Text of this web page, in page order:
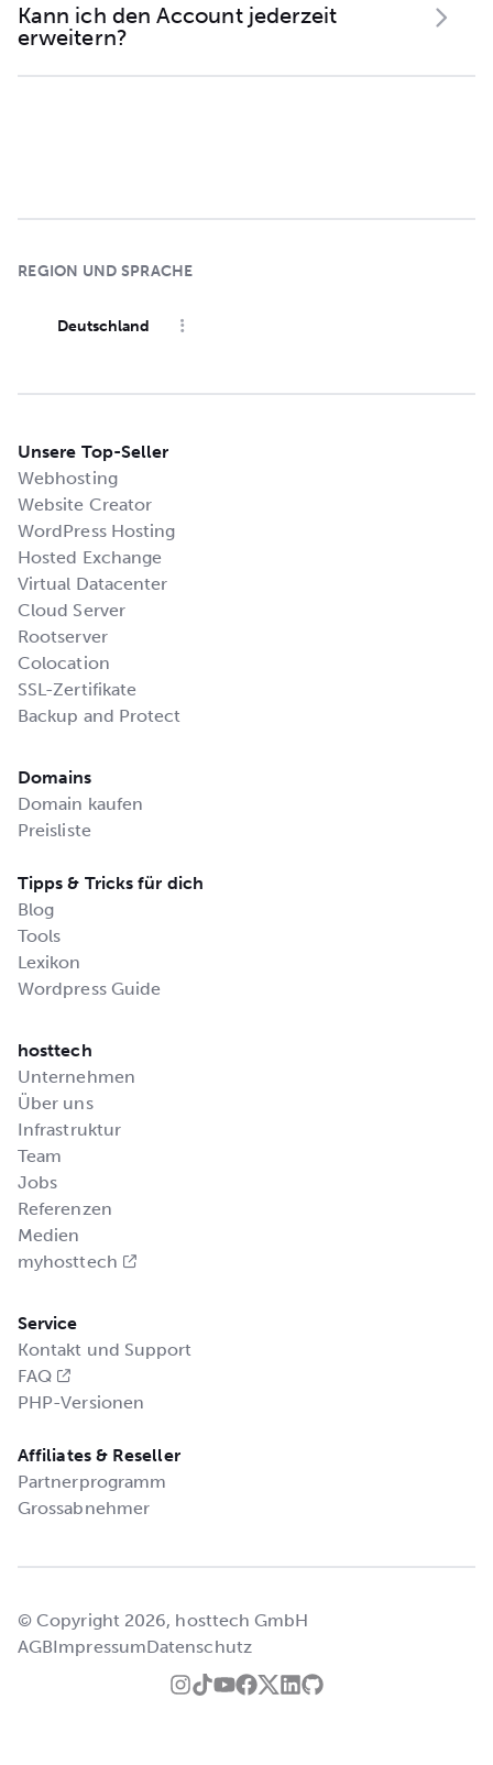
Kann ich den Account jederzeit
erweitern?
REGION UND SPRACHE
Deutschland
Unsere Top-Seller
Webhosting
Website Creator
WordPress Hosting
Hosted Exchange
Virtual Datacenter
Cloud Server
Rootserver
Colocation
SSL-Zertifikate
Backup and Protect
Domains
Domain kaufen
Preisliste
Tipps & Tricks für dich
Blog
Tools
Lexikon
Wordpress Guide
hosttech
Unternehmen
Über uns
Infrastruktur
Team
Jobs
Referenzen
Medien
myhosttech
Service
Kontakt und Support
FAQ
PHP-Versionen
Affiliates & Reseller
Partnerprogramm
Grossabnehmer
© Copyright 2026, hosttech GmbH
AGBImpressumDatenschutz